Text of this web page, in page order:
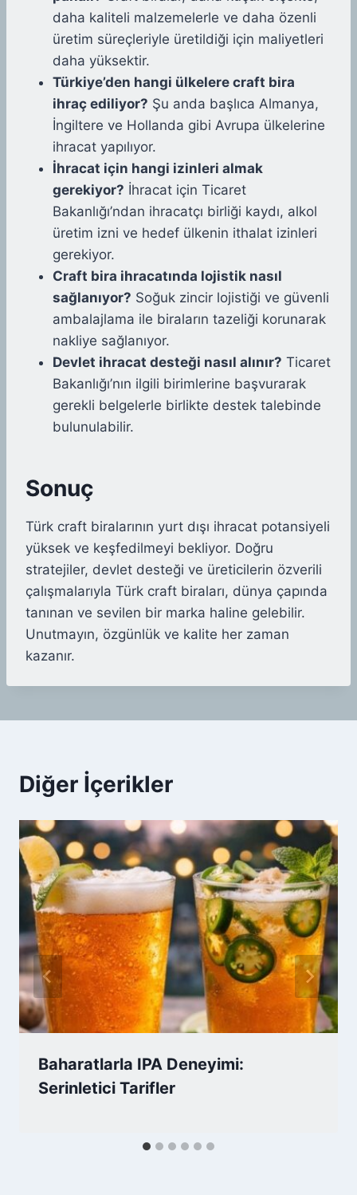
daha kaliteli malzemelerle ve daha özenli
üretim süreçleriyle üretildiği için maliyetleri
daha yüksektir.
Türkiye’den hangi ülkelere craft bira
ihraç ediliyor? Şu anda başlıca Almanya,
İngiltere ve Hollanda gibi Avrupa ülkelerine
ihracat yapılıyor.
İhracat için hangi izinleri almak
gerekiyor? İhracat için Ticaret
Bakanlığı’ndan ihracatçı birliği kaydı, alkol
üretim izni ve hedef ülkenin ithalat izinleri
gerekiyor.
Craft bira ihracatında lojistik nasıl
sağlanıyor? Soğuk zincir lojistiği ve güvenli
ambalajlama ile biraların tazeliği korunarak
nakliye sağlanıyor.
Devlet ihracat desteği nasıl alınır? Ticaret
Bakanlığı’nın ilgili birimlerine başvurarak
gerekli belgelerle birlikte destek talebinde
bulunulabilir.
Sonuç
Türk craft biralarının yurt dışı ihracat potansiyeli
yüksek ve keşfedilmeyi bekliyor. Doğru
stratejiler, devlet desteği ve üreticilerin özverili
çalışmalarıyla Türk craft biraları, dünya çapında
tanınan ve sevilen bir marka haline gelebilir.
Unutmayın, özgünlük ve kalite her zaman
kazanır.
Diğer İçerikler
Baharatlarla IPA Deneyimi:
Serinletici Tarifler